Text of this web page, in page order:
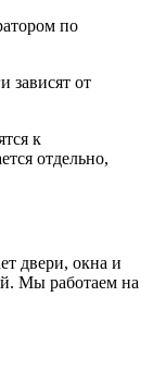
по
зависят от
к
отдельно,
двери, окна и
Мы работаем на